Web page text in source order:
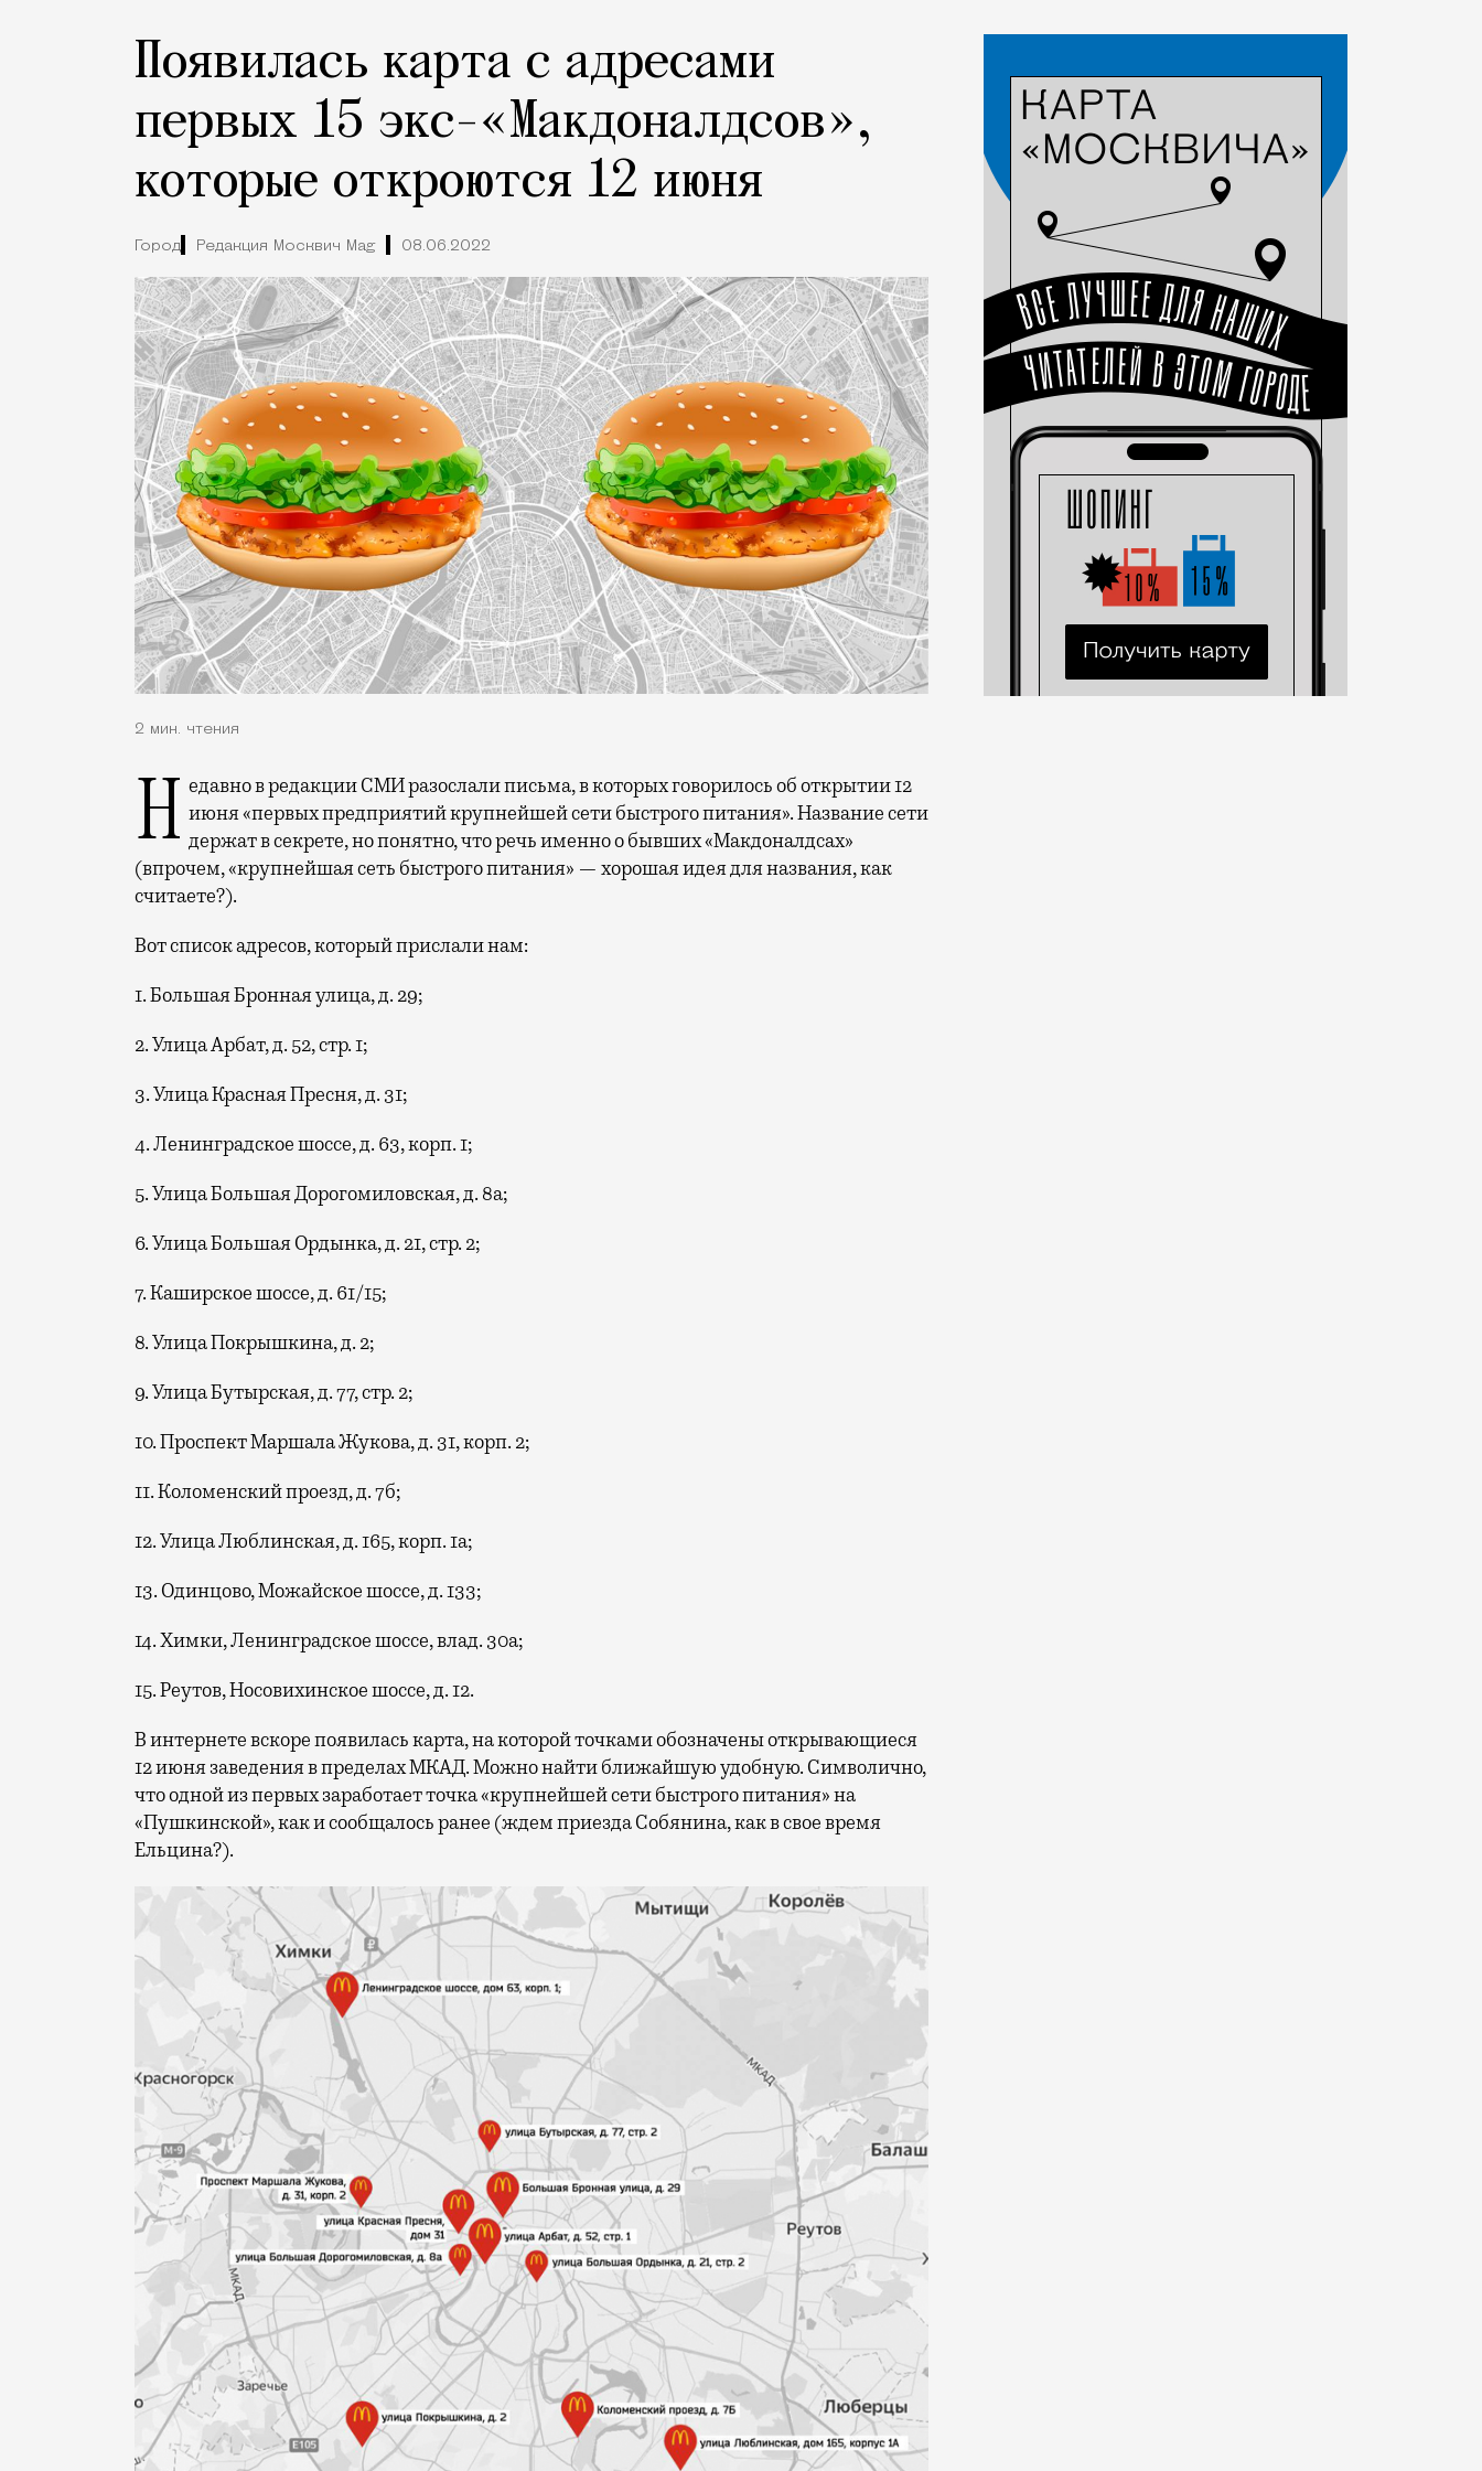
Появилась карта с адресами
первых 15 экс-«Макдоналдсов»,
которые откроются 12 июня
Город Редакция Москвич Mag 08.06.2022
2 мин. чтения
Недавно в редакции СМИ разослали письма, в которых говорилось об открытии 12 июня «первых предприятий крупнейшей сети быстрого питания». Название сети
держат в секрете, но понятно, что речь именно о бывших «Макдоналдсах»
(впрочем, «крупнейшая сеть быстрого питания» — хорошая идея для названия, как
считаете?).
Вот список адресов, который прислали нам:
1. Большая Бронная улица, д. 29;
2. Улица Арбат, д. 52, стр. 1;
3. Улица Красная Пресня, д. 31;
4. Ленинградское шоссе, д. 63, корп. 1;
5. Улица Большая Дорогомиловская, д. 8а;
6. Улица Большая Ордынка, д. 21, стр. 2;
7. Каширское шоссе, д. 61/15;
8. Улица Покрышкина, д. 2;
9. Улица Бутырская, д. 77, стр. 2;
10. Проспект Маршала Жукова, д. 31, корп. 2;
11. Коломенский проезд, д. 7б;
12. Улица Люблинская, д. 165, корп. 1а;
13. Одинцово, Можайское шоссе, д. 133;
14. Химки, Ленинградское шоссе, влад. 30а;
15. Реутов, Носовихинское шоссе, д. 12.
В интернете вскоре появилась карта, на которой точками обозначены открывающиеся
12 июня заведения в пределах МКАД. Можно найти ближайшую удобную. Символично,
что одной из первых заработает точка «крупнейшей сети быстрого питания» на
«Пушкинской», как и сообщалось ранее (ждем приезда Собянина, как в свое время
Ельцина?).